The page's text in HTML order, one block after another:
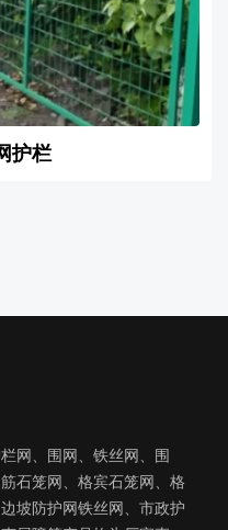
护栏
网、围网、铁丝网、围
石笼网、格宾石笼网、格
坡防护网铁丝网、市政护